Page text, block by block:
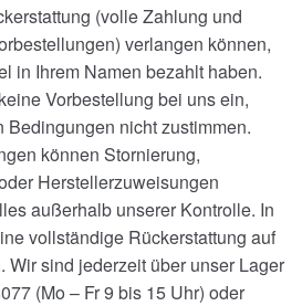
(volle Zahlung und
verlangen können,
in Ihrem Namen bezahlt haben.
Vorbestellung bei uns ein,
Bedingungen nicht zustimmen.
können Stornierung,
Herstellerzuweisungen
außerhalb unserer Kontrolle. In
vollständige Rückerstattung auf
Wir sind jederzeit über unser Lager
(Mo – Fr 9 bis 15 Uhr) oder